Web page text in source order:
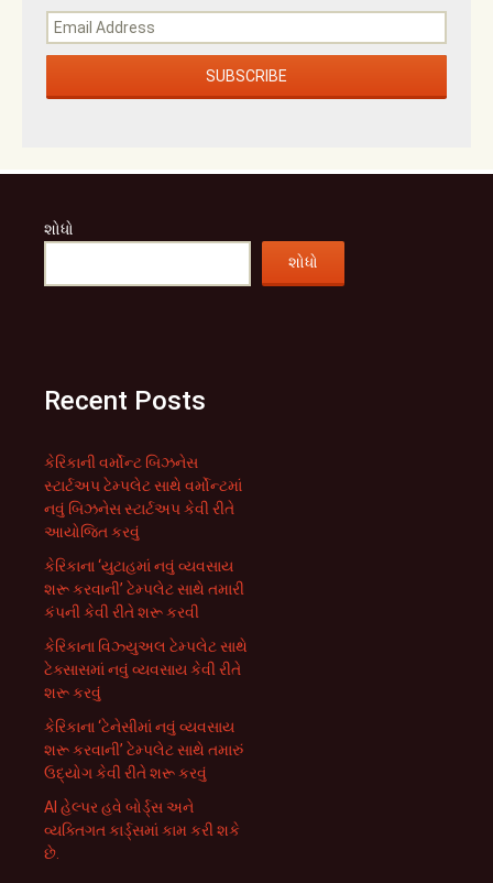
શોધો
શોધો
Recent Posts
કેરિકાની વર્મોન્ટ બિઝનેસ
સ્ટાર્ટઅપ ટેમ્પલેટ સાથે વર્મોન્ટમાં
નવું બિઝનેસ સ્ટાર્ટઅપ કેવી રીતે
આયોજિત કરવું
કેરિકાના ‘યુટાહમાં નવું વ્યવસાય
શરૂ કરવાની’ ટેમ્પલેટ સાથે તમારી
કંપની કેવી રીતે શરૂ કરવી
કેરિકાના વિઝ્યુઅલ ટેમ્પલેટ સાથે
ટેક્સાસમાં નવું વ્યવસાય કેવી રીતે
શરૂ કરવું
કેરિકાના ‘ટેનેસીમાં નવું વ્યવસાય
શરૂ કરવાની’ ટેમ્પલેટ સાથે તમારું
ઉદ્યોગ કેવી રીતે શરૂ કરવું
AI હેલ્પર હવે બોર્ડ્સ અને
વ્યક્તિગત કાર્ડ્સમાં કામ કરી શકે
છે.